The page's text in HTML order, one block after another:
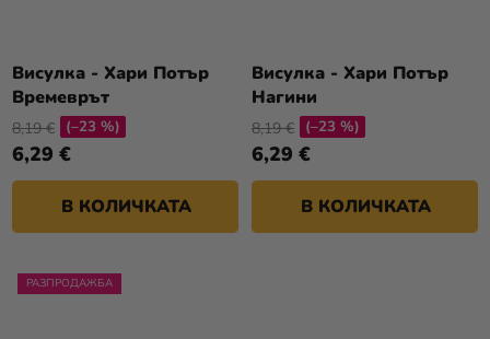
Висулка - Хари Потър
Времеврът
6,29 €
8,19 € (–23 %)
В КОЛИЧКАТА
Висулка - Хари Потър
Нагини
6,29 €
8,19 € (–23 %)
В КОЛИЧКАТА
РАЗПРОДАЖБА